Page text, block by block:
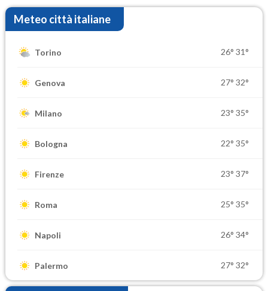
Meteo città italiane
Torino 26° 31°
Genova 27° 32°
Milano 23° 35°
Bologna 22° 35°
Firenze 23° 37°
Roma 25° 35°
Napoli 26° 34°
Palermo 27° 32°